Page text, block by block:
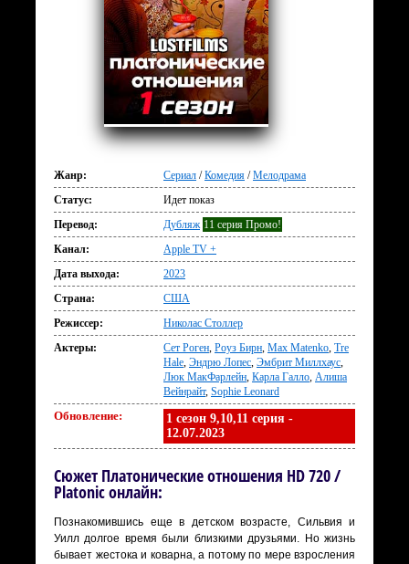
Жанр: Сериал /Комедия /Мелодрама
Статус:
Идет показ
Перевод:
Дубляж 11 серия Промо!
Канал:
Apple TV +
Дата выхода:
2023
Страна:
США
Режиссер:
Николас Столлер
Актеры:
Сет Роген, Роуз Бирн, Max Matenko, Tre
Hale, Эндрю Лопес, Эмбрит Миллхаус,
Люк МакФарлейн, Карла Галло, Алиша
Вейнрайт, Sophie Leonard
Обновление:
1 сезон 9,10,11 серия -
12.07.2023
Сюжет Платонические отношения HD 720 /
Platonic онлайн:
Познакомившись еще в детском возрасте, Сильвия и
Уилл долгое время были близкими друзьями. Но жизнь
бывает жестока и коварна, а потому по мере взросления